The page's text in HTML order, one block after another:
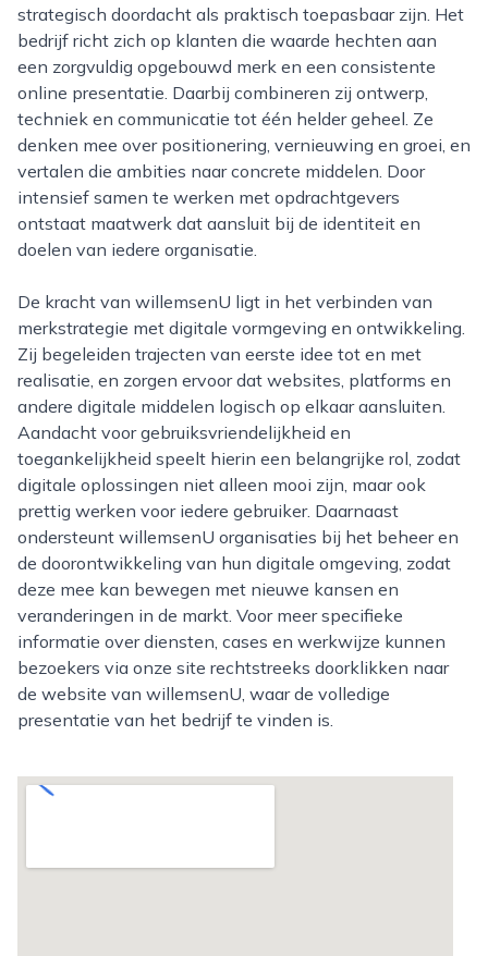
strategisch doordacht als praktisch toepasbaar zijn. Het
bedrijf richt zich op klanten die waarde hechten aan
een zorgvuldig opgebouwd merk en een consistente
online presentatie. Daarbij combineren zij ontwerp,
techniek en communicatie tot één helder geheel. Ze
denken mee over positionering, vernieuwing en groei, en
vertalen die ambities naar concrete middelen. Door
intensief samen te werken met opdrachtgevers
ontstaat maatwerk dat aansluit bij de identiteit en
doelen van iedere organisatie.
De kracht van willemsenU ligt in het verbinden van
merkstrategie met digitale vormgeving en ontwikkeling.
Zij begeleiden trajecten van eerste idee tot en met
realisatie, en zorgen ervoor dat websites, platforms en
andere digitale middelen logisch op elkaar aansluiten.
Aandacht voor gebruiksvriendelijkheid en
toegankelijkheid speelt hierin een belangrijke rol, zodat
digitale oplossingen niet alleen mooi zijn, maar ook
prettig werken voor iedere gebruiker. Daarnaast
ondersteunt willemsenU organisaties bij het beheer en
de doorontwikkeling van hun digitale omgeving, zodat
deze mee kan bewegen met nieuwe kansen en
veranderingen in de markt. Voor meer specifieke
informatie over diensten, cases en werkwijze kunnen
bezoekers via onze site rechtstreeks doorklikken naar
de website van willemsenU, waar de volledige
presentatie van het bedrijf te vinden is.